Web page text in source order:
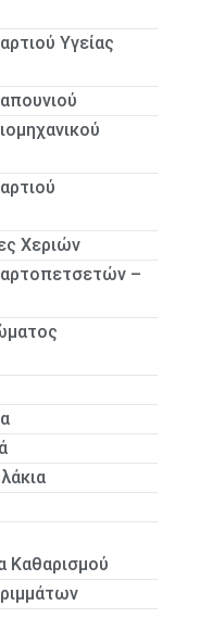
Υγείας
Χεριών
–
Καθαρισμού